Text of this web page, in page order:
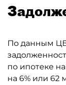
По данным ЦБ
по ипотеке
на 6% или 62